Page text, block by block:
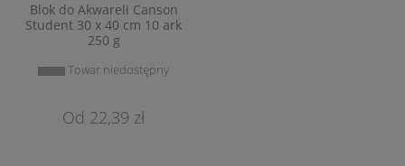
Blok do Akwareli Canson
Student 30 x 40 cm 10 ark
250 g
Towar niedostępny
22,39 zł